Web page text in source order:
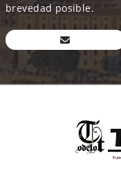
brevedad posible.